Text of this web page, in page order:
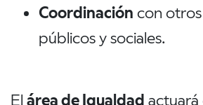
Coordinación con
públicos y sociales.
El área de Igualdad